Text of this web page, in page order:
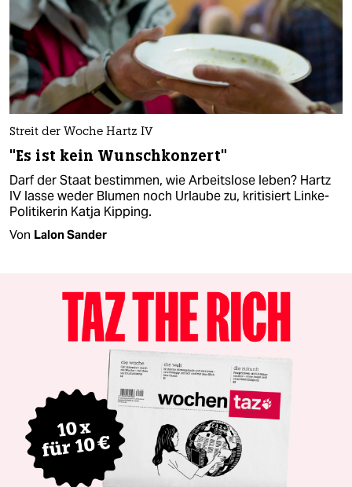
Streit der Woche Hartz IV
"Es ist kein Wunschkonzert"
Darf der Staat bestimmen, wie Arbeitslose leben? Hartz
IV lasse weder Blumen noch Urlaube zu, kritisiert Linke-
Politikerin Katja Kipping.
Von Lalon Sander